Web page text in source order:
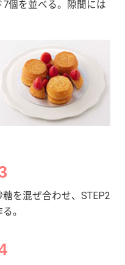
個を並べる。隙間には
を混ぜ合わせ、STEP2
。